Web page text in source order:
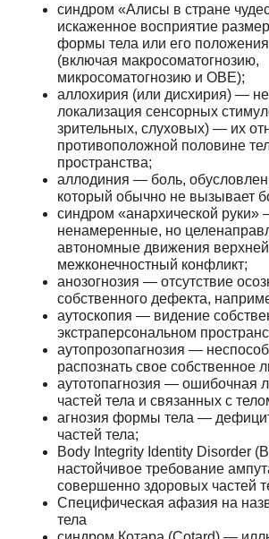
синдром «Алисы в стране
искаженное восприятие
формы тела или его
(включая макросоматогнозию,
микросоматогнозию и OBE);
аллохирия (или дисхирия) —
локализация сенсорных
зрительных, слуховых) — их
противоположной половине
пространства;
аллодиния — боль,
который обычно не вызывает
синдром «анархической руки»
ненамеренные, но
автономные движения верхней
межконечностный конфликт;
анозогнозия — отсутствие
собственного дефекта,
аутоскопия — видение
экстраперсональном
аутопрозопагнозия —
распознать свое собственное
аутотопагнозия — ошибочная
частей тела и связанных с
агнозия формы тела —
частей тела;
Body Integrity Identity Disorder
настойчивое требование
совершенно здоровых частей
Специфическая афазия на
тела